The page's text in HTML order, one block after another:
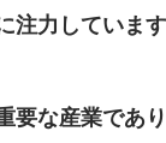
力しています
要な産業であ